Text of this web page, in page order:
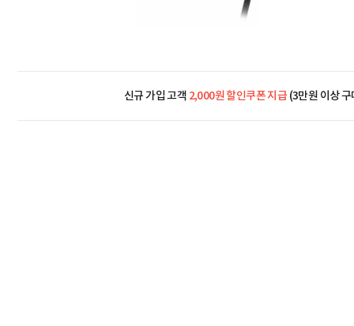
신규 가입 고객 2,000원 할인쿠폰 지급(3만원 이상 구